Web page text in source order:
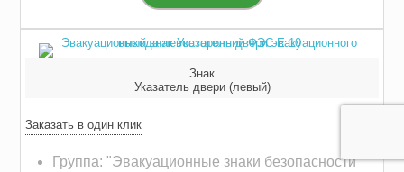
Знак
Указатель двери (левый)
Заказать в один клик
Группа: "Эвакуационные знаки безопасности"